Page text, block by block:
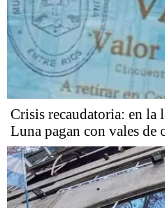
Crisis recaudatoria: en la
Luna pagan con vales de